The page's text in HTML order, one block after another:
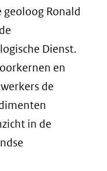
geoloog Ronald
Dienst.
en
de
in de